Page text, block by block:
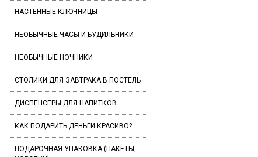
НАСТЕННЫЕ КЛЮЧНИЦЫ
НЕОБЫЧНЫЕ ЧАСЫ И БУДИЛЬНИКИ
НЕОБЫЧНЫЕ НОЧНИКИ
СТОЛИКИ ДЛЯ ЗАВТРАКА В ПОСТЕЛЬ
ДИСПЕНСЕРЫ ДЛЯ НАПИТКОВ
КАК ПОДАРИТЬ ДЕНЬГИ КРАСИВО?
ПОДАРОЧНАЯ УПАКОВКА (ПАКЕТЫ,